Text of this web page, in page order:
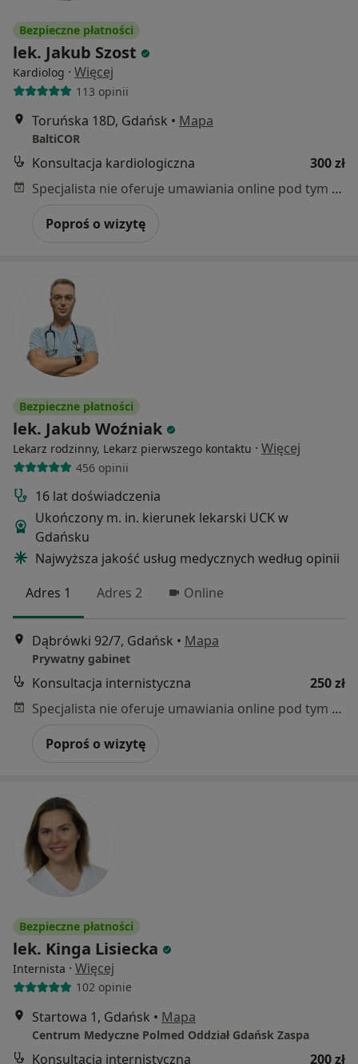
Bezpieczne płatności
lek. Jakub Szost
Kardiolog · Więcej
113 opinii
Toruńska 18D, Gdańsk • Mapa
BaltiCOR
Konsultacja kardiologiczna
300 zł
Specjalista nie oferuje umawiania online pod tym adresem.
Poproś o wizytę
Bezpieczne płatności
lek. Jakub Woźniak
Lekarz rodzinny, Lekarz pierwszego kontaktu · Więcej
456 opinii
16 lat doświadczenia
Ukończony m. in. kierunek lekarski UCK w
Gdańsku
Najwyższa jakość usług medycznych według opinii
Adres 1
Adres 2 Online
Dąbrówki 92/7, Gdańsk • Mapa
Prywatny gabinet
Konsultacja internistyczna
250 zł
Specjalista nie oferuje umawiania online pod tym adresem.
Poproś o wizytę
Bezpieczne płatności
lek. Kinga Lisiecka
Internista · Więcej
102 opinie
Startowa 1, Gdańsk • Mapa
Centrum Medyczne Polmed Oddział Gdańsk Zaspa
Konsultacja internistyczna 200 zł